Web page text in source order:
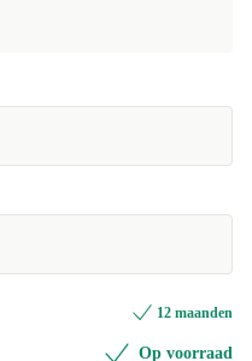
12 maanden
Op voorraad